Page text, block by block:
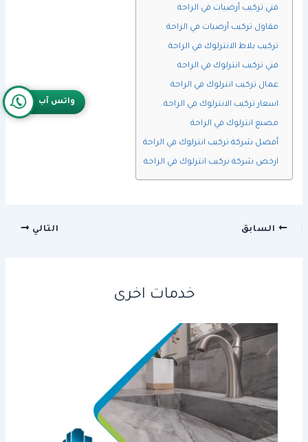
فني تركيب أرضيات في الراحة
مقاول تركيب أرضيات في الراحة
تركيب بلاط الانترلوك في الراحة
فني تركيب انترلوك في الراحة
عمال تركيب انترلوك في الراحة
اسعار تركيب الانترلوك في الراحة
مصنع انترلوك في الراحة
أفضل شركة تركيب انترلوك في الراحة
ارخص شركة تركيب انترلوك في الراحة
السابق التالي
خدمات اخرى
واتس آب